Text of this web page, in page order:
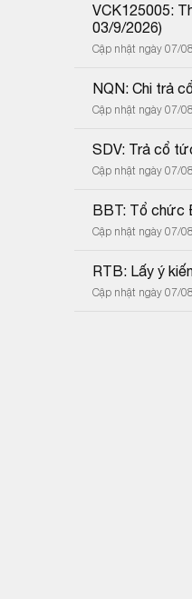
VCK125005:
03/9/2026)
Cập nhật ngày 07/
NQN: Chi trả
Cập nhật ngày 07/
SDV: Trả cổ
Cập nhật ngày 07/
BBT: Tổ chức
Cập nhật ngày 07/
RTB: Lấy ý
Cập nhật ngày 07/